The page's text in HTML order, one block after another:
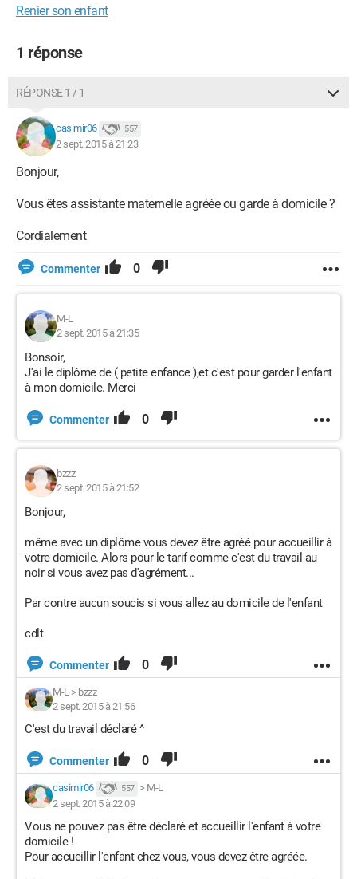
Renier son enfant
1 réponse
RÉPONSE 1 / 1
casimir06 557
2 sept. 2015 à 21:23
Bonjour,
Vous êtes assistante maternelle agréée ou garde à domicile ?
Cordialement
Commenter 0
M-L
2 sept. 2015 à 21:35
Bonsoir,
J'ai le diplôme de ( petite enfance ),et c'est pour garder l'enfant
à mon domicile. Merci
Commenter 0
bzzz
2 sept. 2015 à 21:52
Bonjour,
même avec un diplôme vous devez être agréé pour accueillir à
votre domicile. Alors pour le tarif comme c'est du travail au
noir si vous avez pas d'agrément...
Par contre aucun soucis si vous allez au domicile de l'enfant
cdlt
Commenter 0
M-L> bzzz
2 sept. 2015 à 21:56
C'est du travail déclaré ^
Commenter 0
casimir06 557 > M-L
2 sept. 2015 à 22:09
Vous ne pouvez pas être déclaré et accueillir l'enfant à votre
domicile !
Pour accueillir l'enfant chez vous, vous devez être agréée.